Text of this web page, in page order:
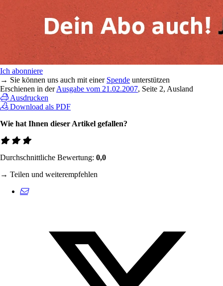
Ich abonniere
→ Sie können uns auch mit einer Spende unterstützen
Erschienen in derAusgabe vom 21.02.2007, Seite 2, Ausland
Ausdrucken
Download als PDF
Wie hat Ihnen dieser Artikel gefallen?
Durchschnittliche Bewertung: 0,0
→ Teilen und weiterempfehlen